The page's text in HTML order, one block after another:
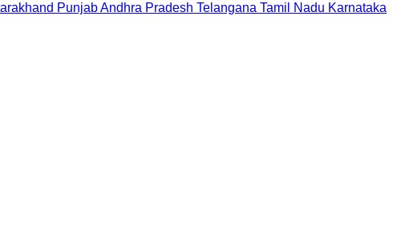
PunjabAndhra Pradesh Telangana Tamil Nadu Karnataka